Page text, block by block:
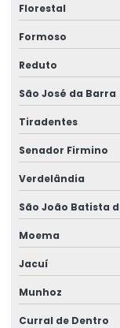
Florestal
Formoso
Reduto
São José da Barra
Tiradentes
Senador Firmino
Verdelândia
São João Batista
Moema
Jacuí
Munhoz
Curral de Dentro